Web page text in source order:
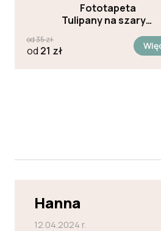
Fototapeta
Tulipany na szarym
od35zł
od 21 zł
Hanna
12.04.2024 r.